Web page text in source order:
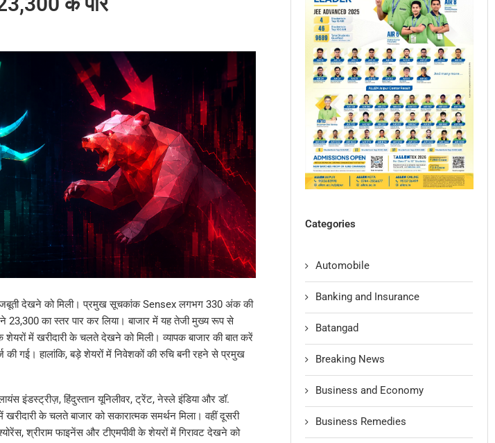
देखने को मिली। प्रमुख सूचकांक Sensex लगभग 330 अंक की
23,300 का स्तर पार कर लिया। बाजार में यह तेजी मुख्य रूप से
में खरीदारी के चलते देखने को मिली। व्यापक बाजार की बात करें
गई। हालांकि, बड़े शेयरों में निवेशकों की रुचि बनी रहने से प्रमुख
इंडस्ट्रीज़, हिंदुस्तान यूनिलीवर, ट्रेंट, नेस्ले इंडिया और डॉ.
के चलते बाजार को सकारात्मक समर्थन मिला। वहीं दूसरी
श्रीराम फाइनेंस और टीएमपीवी के शेयरों में गिरावट देखने को
Categories
Automobile
Banking and Insurance
Batangad
Breaking News
Business and Economy
Business Remedies